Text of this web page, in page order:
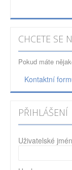
CHCETE SE
Pokud máte
Kontaktní
PŘIHLÁŠENÍ
Uživatelské